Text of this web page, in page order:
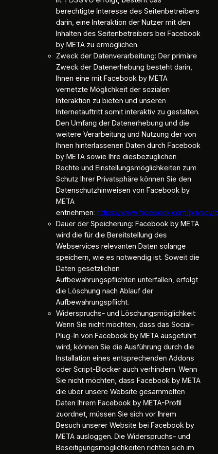
berechtigte Interesse des Seitenbetreibers
darin, eine Interaktion der Nutzer mit den
Inhalten des Seitenbetreibers bei Facebook
by META zu ermöglichen.
Zweck der Datenverarbeitung: Der primäre
Zweck der Datenerhebung besteht darin,
Ihnen eine mit Facebook by META
vernetzte Möglichkeit der sozialen
Interaktion zu bieten und unseren
Internetauftritt somit interaktiv zu gestalten.
Den Umfang der Datenerhebung und die
weitere Verarbeitung und Nutzung der von
Ihnen hinterlassenen Daten durch Facebook
by META sowie Ihre diesbezüglichen
Rechte und Einstellungsmöglichkeiten zum
Schutz Ihrer Privatsphäre können Sie den
Datenschutzhinweisen von Facebook by
META
entnehmen: https://www.facebook.com/privacy/
Dauer der Speicherung: Facebook by META
wird die für die Bereitstellung des
Webservices relevanten Daten solange
speichern, wie es notwendig ist. Soweit die
Daten gesetzlichen
Aufbewahrungspflichten unterfallen, erfolgt
die Löschung nach Ablauf der
Aufbewahrungspflicht.
Widerspruchs- und Löschungsmöglichkeit:
Wenn Sie nicht möchten, dass das Social-
Plug-In von Facebook by META ausgeführt
wird, können Sie die Ausführung durch die
Installation eines entsprechenden Addons
oder Script-Blocker auch verhindern. Wenn
Sie nicht möchten, dass Facebook by META
die über unsere Website gesammelten
Daten Ihrem Facebook by META-Profil
zuordnet, müssen Sie sich vor Ihrem
Besuch unserer Website bei Facebook by
META ausloggen. Die Widerspruchs- und
Beseitigungsmöglichkeiten richten sich im